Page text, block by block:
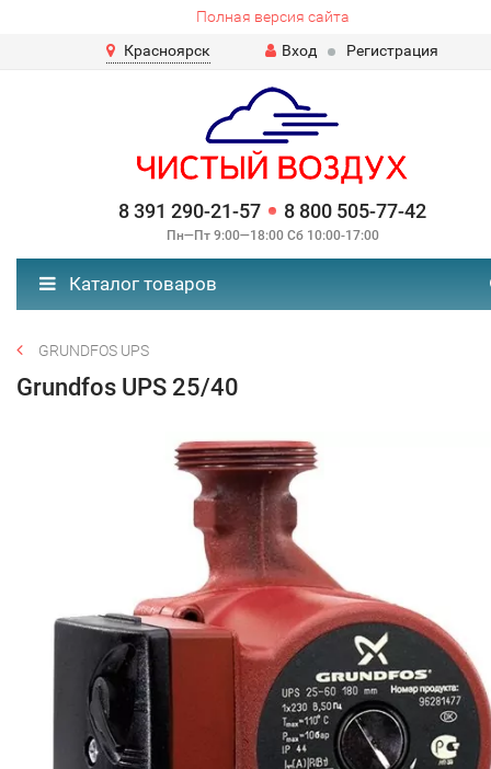
Полная версия сайта
Красноярск
Вход Регистрация
8 391 290-21-57 8 800 505-77-42
Пн—Пт 9:00—18:00 Сб 10:00-17:00
Каталог товаров
GRUNDFOS UPS
Grundfos UPS 25/40